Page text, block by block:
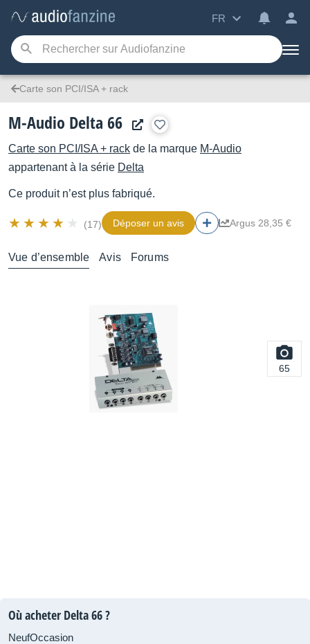
FR
Carte son PCI/ISA + rack
M-Audio Delta 66
Carte son PCI/ISA + rack de la marque M-Audio
appartenant à la série Delta
Ce produit n’est plus fabriqué.
(17) Déposer un avis Argus 28,35 €
Vue d’ensemble Avis Forums
65
Où acheter Delta 66 ?
NeufOccasion